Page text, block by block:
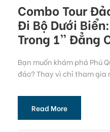
Combo Tour
Đi Bộ Dưới
Trong 1” Đẳng
Bạn muốn khám phá Phú
đáo? Thay vì chỉ tham gia
Read More